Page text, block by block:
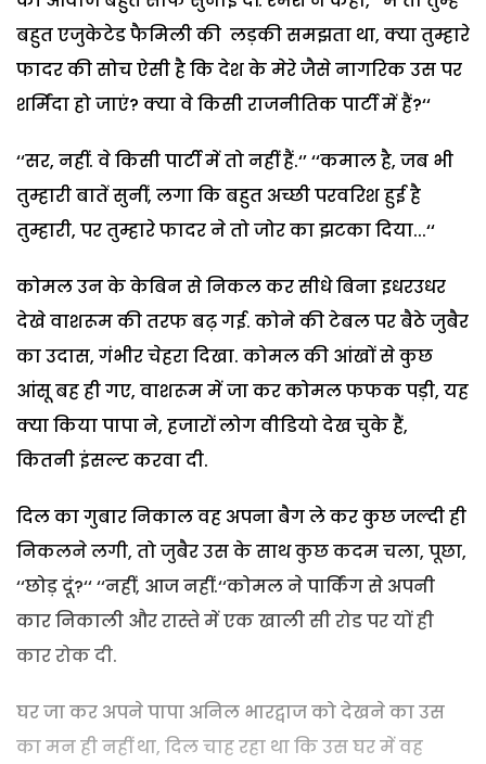
बहुत एजुकेटेड फैमिली की लड़की समझता था, क्या तुम्हारे
फादर की सोच ऐसी है कि देश के मेरे जैसे नागरिक उस पर
शर्मिंदा हो जाएं? क्या वे किसी राजनीतिक पार्टी में हैं?‘‘
‘‘सर, नहीं. वे किसी पार्टी में तो नहीं हैं.‘’ ‘‘कमाल है, जब भी
तुम्हारी बातें सुनीं, लगा कि बहुत अच्छी परवरिश हुई है
तुम्हारी, पर तुम्हारे फादर ने तो जोर का झटका दिया...‘‘
कोमल उन के केबिन से निकल कर सीधे बिना इधरउधर
देखे वाशरूम की तरफ बढ़ गई. कोने की टेबल पर बैठे जुबैर
का उदास, गंभीर चेहरा दिखा. कोमल की आंखों से कुछ
आंसू बह ही गए, वाशरूम में जा कर कोमल फफक पड़ी, यह
क्या किया पापा ने, हजारों लोग वीडियो देख चुके हैं,
कितनी इंसल्ट करवा दी.
दिल का गुबार निकाल वह अपना बैग ले कर कुछ जल्दी ही
निकलने लगी, तो जुबैर उस के साथ कुछ कदम चला, पूछा,
‘‘छोड़ दूं?‘‘ ‘‘नहीं, आज नहीं.‘‘कोमल ने पार्किंग से अपनी
कार निकाली और रास्ते में एक खाली सी रोड पर यों ही
कार रोक दी.
घर जा कर अपने पापा अनिल भारद्वाज को देखने का उस
का मन ही नहीं था, दिल चाह रहा था कि उस घर में वह